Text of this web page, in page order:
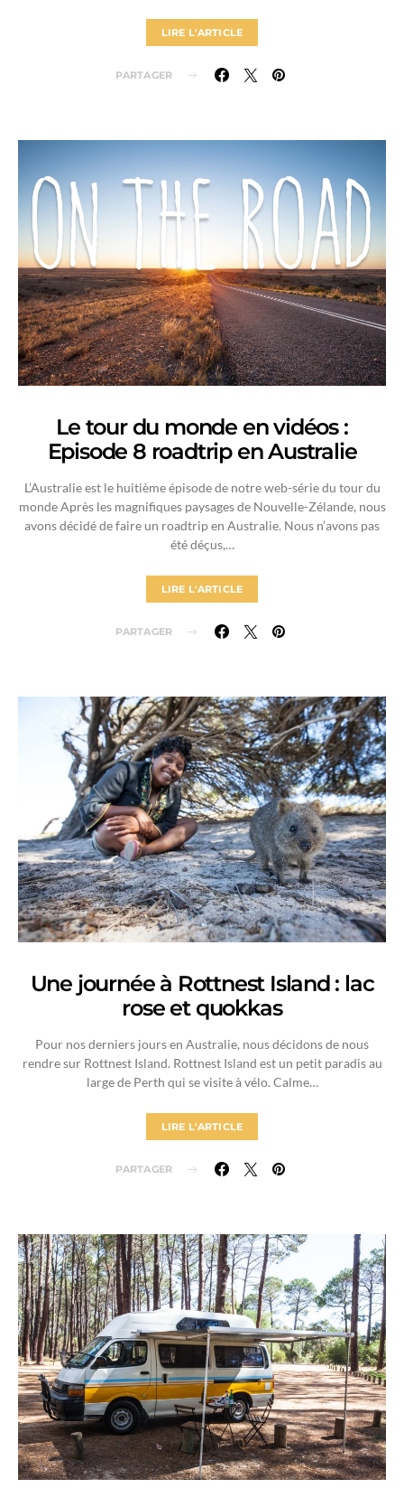
LIRE L'ARTICLE
PARTAGER
Le tour du monde en vidéos :
Episode 8 roadtrip en Australie
L’Australie est le huitième épisode de notre web-série du tour du
monde Après les magnifiques paysages de Nouvelle-Zélande, nous
avons décidé de faire un roadtrip en Australie. Nous n’avons pas
été déçus,…
LIRE L'ARTICLE
PARTAGER
Une journée à Rottnest Island : lac
rose et quokkas
Pour nos derniers jours en Australie, nous décidons de nous
rendre sur Rottnest Island. Rottnest Island est un petit paradis au
large de Perth qui se visite à vélo. Calme…
LIRE L'ARTICLE
PARTAGER